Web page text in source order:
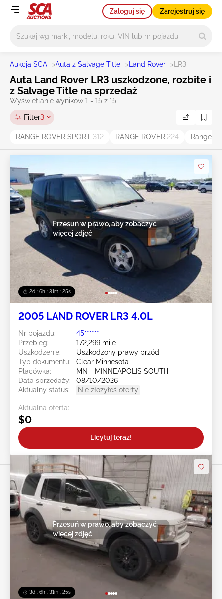
Zaloguj się Zarejestruj się
Aukcja SCA >Auta z Salvage Title > Land Rover > LR3
Auta Land Rover LR3 uszkodzone, rozbite i
z Salvage Title na sprzedaż
Wyświetlanie wyników 1 - 15 z 15
Filter3
RANGE ROVER SPORT 312 RANGE ROVER 224 Range
2d : 6h : 31m : 23s
Przesuń w prawo, aby zobaczyć
więcej zdjęć
2005 LAND ROVER LR3 4.0L
Nr pojazdu:
45******
Przebieg:
172,299 mile
Uszkodzenie:
Uszkodzony prawy przód
Typ dokumentu:
Clear Minnesota
Placówka:
MN - MINNEAPOLIS SOUTH
Data sprzedaży:
08/10/2026
Aktualny status:
Nie złożyłeś oferty
Aktualna oferta:
$0
Licytuj teraz!
3d : 6h : 31m : 23s
Przesuń w prawo, aby zobaczyć
więcej zdjęć